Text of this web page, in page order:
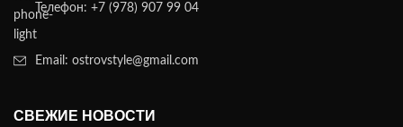
Телефон: +7 (978) 907 99 04
Email: ostrovstyle@gmail.com
СВЕЖИЕ НОВОСТИ